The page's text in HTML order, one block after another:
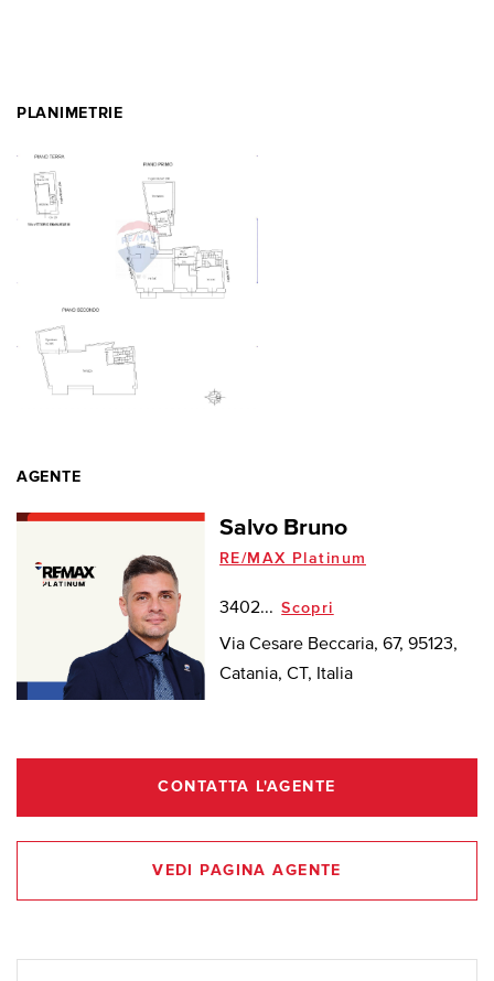
PLANIMETRIE
AGENTE
Salvo Bruno
RE/MAX Platinum
3402... Scopri
Via Cesare Beccaria, 67, 95123,
Catania, CT, Italia
CONTATTA L'AGENTE
VEDI PAGINA AGENTE